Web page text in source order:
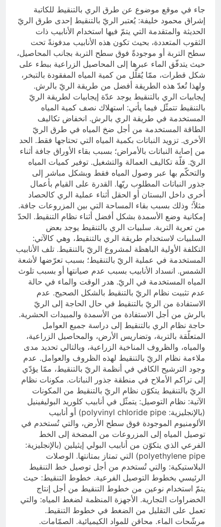
جاء في موقع موضوع عن طرق الري بالتنقيط للكاتبة
إشراق محمود خليفة: يُعتبر الريّ بالتنقيط إحدى طرق الريّ
الحديثة والمتقدمة التي يتمّ فيها استخدام الأنابيب ذات
الثقوب المتعددة، بحيث تكون هذه الأنابيب مدفونةً تحت
سطح التربة أو موجودةً فوق سطح التربة بجانب المحاصيل،
حيث يتدفّق الماء عبرها إلى المحاصيل الزراعية ببطء على
شكل قطرات، ممّا يُقلّل من كمية المياه المفقودة بالتبخر،
ولهذا تُعدّ هذه الطريقة أفضل من طريقة الريّ بالرش.
إيجابيات الري بالتنقيط يوجد عدّة إيجابيات لطريقة الريّ
بالتنقيط تتمثّل فيما يأتي: استهلاك نصف كمية المياه
المستخدمة في طريقة الري بالرش. انخفاض تكاليف
الطاقة المستخدمة من أجل ضخ المياه في طرق الريّ
الأخرى. تزويد النباتات بكمية المياه التي تحتاجها فقط. الحد
من إصابة النباتات بالأمراض؛ بسبب بقاء الأوراق جافة أثناء
الريّ. قلّة تكاليف العمالة والتشغيل. توفير كميات المياه
والتحكّم بها عبر وصول المياه فقط وبشكل مباشر إلى
جذور النباتات المطلوب ريّها. القدرة على القيام بأعمال
أخرى داخل البستان أو الحقل أثناء عملية الري كالحصاد
مثلاً؛ وذلك بسبب بقاء المساحة التي بين المزروعات جافة.
إمكانية وضع الأسمدة بشكل أفضل أثناء نظام التنقيط. الحدّ
من تعرية التربة. سلبيات الري بالتنقيط يوجد بعض
السلبيات لاستخدام طريقة الري بالتنقيط، وهي كالآتي:
التكلفة الأولية الباهظة لمشروع الريّ بالتنقيط. تلف الأنابيب
المستخدمة في عملية الريّ بالتنقيط؛ بسبب تعرّضها لأشعة
الشمس. انسداد الأنابيب بسبب عدم صيانتها أو بسبب تلوث
المياه المستخدمة في الريّ. هدر الوقت والماء في حالة
عدم تثبيت نظام الريّ بالتنقيط بالشكل الصحيح. عدم
الاستفادة من الريّ بالتنقيط في حال الحاجة إلى الريّ
بالرش من أجل الاستفادة من الأسمدة والمبيدات الحشرية.
حاجة نظام الري بالتنقيط إلى دراسة جميع العوامل
المتعلّقة بالتربة، وتضاريس الأرض، والمحاصيل الزراعية،
والمياه، والظروف المناخية الزراعية، وبالتالي تحديد مدى
ملاءمة نظام الريّ بالتنقيط لهذه الظروف والعوامل. عدم
وجود الترشيح الكافي في أنظمة الريّ بالتنقيط، ممّا يؤدّي
إلى تراكم الأملاح في منطقة جذور النباتات. مكونات نظام
الريّ بالتنقيط يتكوّن نظام الريّ بالتنقيط من المكونات
الآتية: نظام التوصيل: يتمثّل في أنابيب كلوريد البوليفينيل
(بالإنجليزية: polyvinyl chloride pipe) أو أنابيب
الألومنيوم الموجودة فوق سطح الأرض، والتي تُستخدم في
توصيل المياه إلى المزروعات من المضخة إلى الخط
الفرعي الذي يتكوّن من أنابيب البولي إيثيلين (بالإنجليزية:
polyethylene pipe) التي تمتاز بمتانتها. الوصلات
البلاستيكية: والتي تُستخدم من أجل توصيل خط التنقيط
الرئيسي بخطوط التوصيل الفرعية. خطوط التنقيط: حيث
يتمّ استخدام نوعين من خطوط التنقيط من أجل إنتاج
الخضراوات التجارية. الأجهزة المنظمة لضغط المياه: والتي
تعمل على التقليل من الضغط في خطوط التنقيط.
مرشّحات الماء. محاقن للمواد الكيميائية. الصمّامات.